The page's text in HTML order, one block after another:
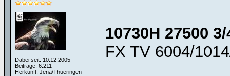
Dabei seit: 10.12.2005
Beiträge: 6.211
Herkunft: Jena/Thueringen
10730H 27500 3/
FX TV 6004/